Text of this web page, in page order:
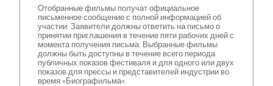
Отобранные фильмы получат официальное
письменное сообщение с полной информацией об
участии. Заявители должны ответить на письмо о
принятии приглашения в течение пяти рабочих дней с
момента получения письма. Выбранные фильмы
должны быть доступны в течение всего периода
публичных показов фестиваля и для одного или двух
показов для прессы и представителей индустрии во
время «Биографильма».